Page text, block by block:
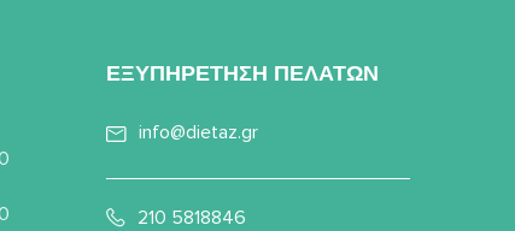
ΕΞΥΠΗΡΕΤΗΣΗ ΠΕΛΑΤΩΝ
info@dietaz.gr
210 5818846